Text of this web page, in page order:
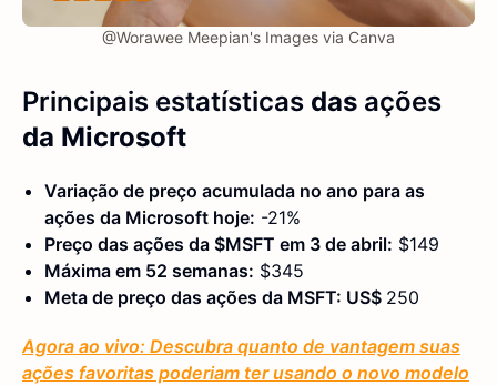
@Worawee Meepian's Images via Canva
Principais estatísticas das ações
da Microsoft
Variação de preço acumulada no ano para as
ações da Microsoft hoje: -21%
Preço das ações da $MSFT em 3 de abril: $149
Máxima em 52 semanas: $345
Meta de preço das ações da MSFT: US$ 250
Agora ao vivo: Descubra quanto de vantagem suas
ações favoritas poderiam ter usando o novo modelo